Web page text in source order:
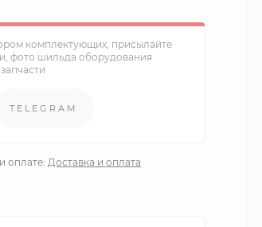
комплектующих, присылайте
фото шильда оборудования
TELEGRAM
оплате:Доставка и оплата